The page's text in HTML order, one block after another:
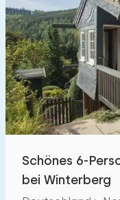
Schönes 6-
bei Winterberg